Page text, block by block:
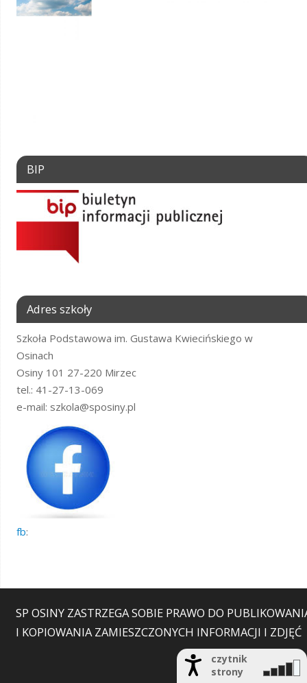
BIP
Adres szkoły
Szkoła Podstawowa im. Gustawa Kwiecińskiego w
Osinach
Osiny 101 27-220 Mirzec
tel.: 41-27-13-069
e-mail: szkola@sposiny.pl
fb:
SP OSINY ZASTRZEGA SOBIE PRAWO DO
I KOPIOWANIA ZAMIESZCZONYCH INFORMACJI I ZDJĘĆ
czytnik
strony